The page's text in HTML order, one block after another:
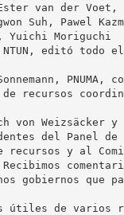
van der Voet,
Suh, Pawel
Yuichi Moriguchi
NTUN, editó
recursos
von Weizsäcker y
del Panel
recursos y al
gobiernos que
útiles de varios